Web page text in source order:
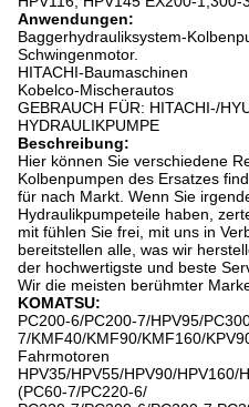
Anwendungen:
Baggerhydrauliksystem-
Schwingenmotor.
HITACHI-Baumaschinen
Kobelco-Mischerautos
GEBRAUCH FÜR: HITACHI-/
HYDRAULIKPUMPE
Beschreibung:
Hier können Sie verschiedene
Kolbenpumpen des Ersatzes
für nach Markt. Wenn Sie
Hydraulikpumpeteile haben,
mit fühlen Sie frei, mit uns in
bereitstellen alle, was wir
der hochwertigste und beste
Wir die meisten berühmter
KOMATSU:
PC200-6/PC200-7/HPV95/
7/KMF40/KMF90/KMF160/
Fahrmotoren
HPV35/HPV55/HPV90/HPV160/
(PC60-7/PC220-6/